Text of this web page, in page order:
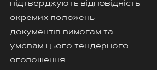
підтверджують відповідність
окремих положень
документів вимогам та
умовам цього тендерного
оголошення.